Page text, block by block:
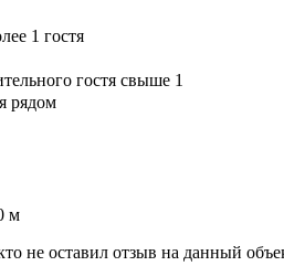
1 гостя
гостя свыше 1
рядом
м
не оставил отзыв на данный